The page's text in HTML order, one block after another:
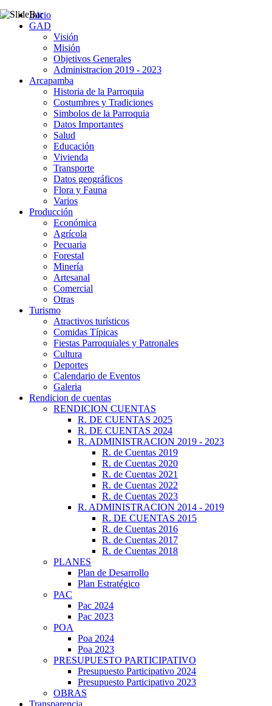
Inicio
GAD
Visión
Misión
Objetivos Generales
Administracion 2019 - 2023
Arcapamba
Historia de la Parroquia
Costumbres y Tradiciones
Simbolos de la Parroquia
Datos Importantes
Salud
Educación
Vivienda
Transporte
Datos geográficos
Flora y Fauna
Varios
Producción
Económica
Agrícola
Pecuaria
Forestal
Minería
Artesanal
Comercial
Otras
Turismo
Atractivos turísticos
Comidas Típicas
Fiestas Parroquiales y Patronales
Cultura
Deportes
Calendario de Eventos
Galeria
Rendicion de cuentas
RENDICION CUENTAS
R. DE CUENTAS 2025
R. DE CUENTAS 2024
R. ADMINISTRACION 2019 - 2023
R. de Cuentas 2019
R. de Cuentas 2020
R. de Cuentas 2021
R. de Cuentas 2022
R. de Cuentas 2023
R. ADMINISTRACION 2014 - 2019
R. DE CUENTAS 2015
R. de Cuentas 2016
R. de Cuentas 2017
R. de Cuentas 2018
PLANES
Plan de Desarrollo
Plan Estratégico
PAC
Pac 2024
Pac 2023
POA
Poa 2024
Poa 2023
PRESUPUESTO PARTICIPATIVO
Presupuesto Participativo 2024
Presupuesto Participativo 2023
OBRAS
Transparencia